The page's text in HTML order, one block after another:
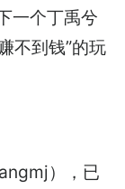
一个丁禹兮
不到钱”的玩
），已